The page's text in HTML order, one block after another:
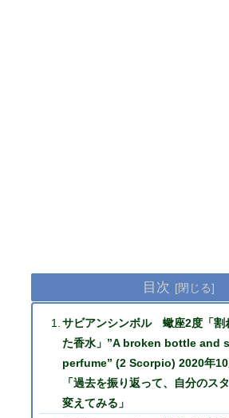
目次
サビアンシンボル 蠍座2度「割
た香水」”A broken bottle and
perfume” (2 Scorpio) 2020年
「過去を振り返って、自分のス
変えてみる」